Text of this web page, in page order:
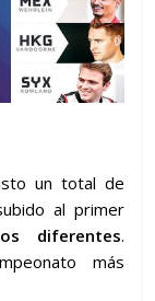
un total de
al primer
diferentes.
más